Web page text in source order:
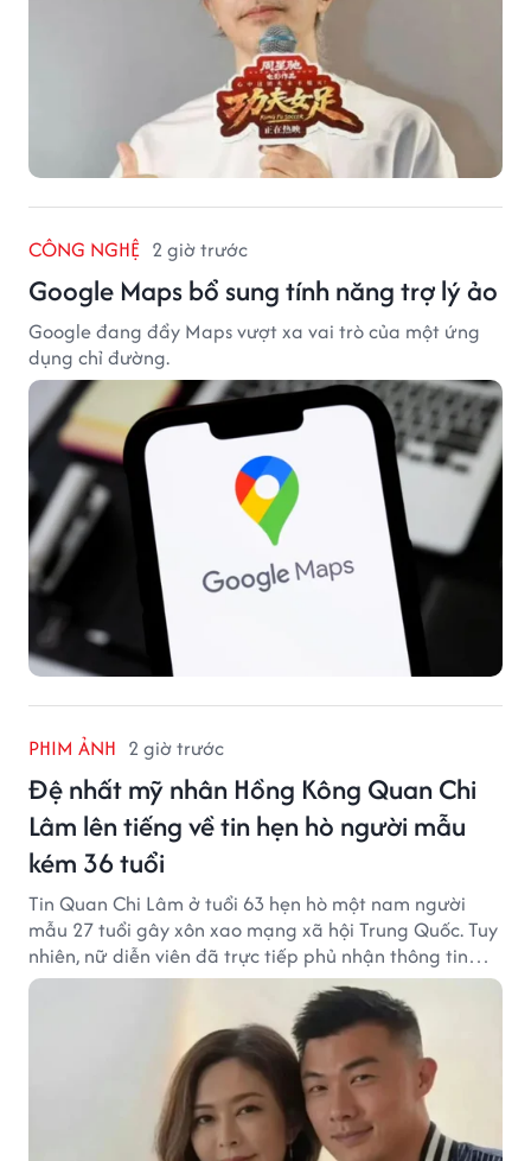
CÔNG NGHỆ 2 giờ trước
Google Maps bổ sung tính năng trợ lý ảo
Google đang đẩy Maps vượt xa vai trò của một ứng
dụng chỉ đường.
PHIM ẢNH 2 giờ trước
Đệ nhất mỹ nhân Hồng Kông Quan Chi
Lâm lên tiếng về tin hẹn hò người mẫu
kém 36 tuổi
Tin Quan Chi Lâm ở tuổi 63 hẹn hò một nam người
mẫu 27 tuổi gây xôn xao mạng xã hội Trung Quốc. Tuy
nhiên, nữ diễn viên đã trực tiếp phủ nhận thông tin
này.